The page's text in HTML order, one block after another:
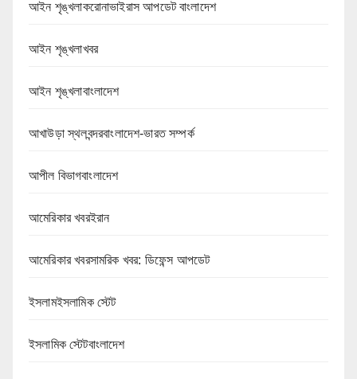
আইন শৃঙ্খলাকরোনাভাইরাস আপডেট বাংলাদেশ
আইন শৃঙ্খলাখবর
আইন শৃঙ্খলাবাংলাদেশ
আখাউড়া স্থলবন্দরবাংলাদেশ-ভারত সম্পর্ক
আপীল বিভাগবাংলাদেশ
আমেরিকার খবরইরান
আমেরিকার খবরসামরিক খবর: ডিফেন্স আপডেট
ইসলামইসলামিক স্টেট
ইসলামিক স্টেটবাংলাদেশ